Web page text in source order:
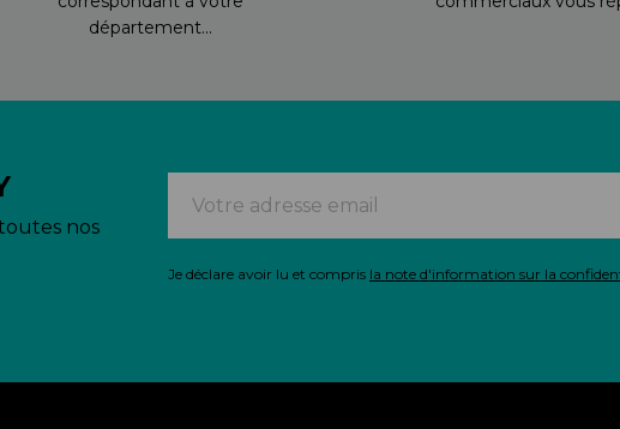
département...
nos
Je déclare avoir lu et compris la note d'information sur la